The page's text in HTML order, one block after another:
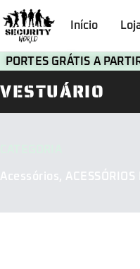
Início
PORTES GRÁTIS A
VESTUÁRIO
Acessórios, ACESSÓRIOS